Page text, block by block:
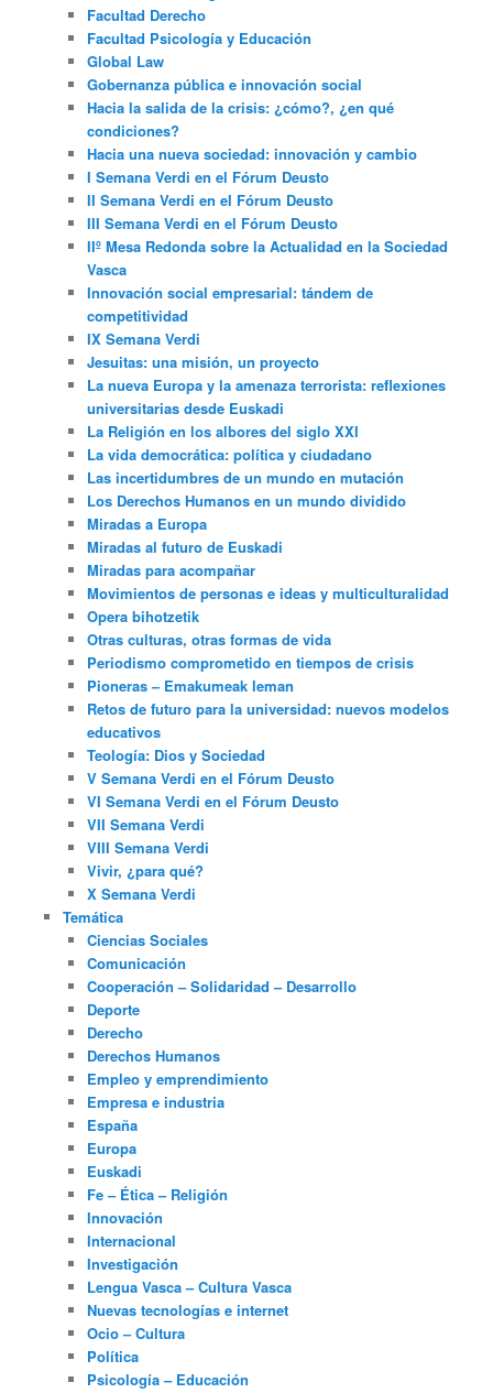
Facultad Derecho
Facultad Psicología y Educación
Global Law
Gobernanza pública e innovación social
Hacia la salida de la crisis: ¿cómo?, ¿en qué
condiciones?
Hacia una nueva sociedad: innovación y cambio
I Semana Verdi en el Fórum Deusto
II Semana Verdi en el Fórum Deusto
III Semana Verdi en el Fórum Deusto
IIº Mesa Redonda sobre la Actualidad en la Sociedad
Vasca
Innovación social empresarial: tándem de
competitividad
IX Semana Verdi
Jesuitas: una misión, un proyecto
La nueva Europa y la amenaza terrorista: reflexiones
universitarias desde Euskadi
La Religión en los albores del siglo XXI
La vida democrática: política y ciudadano
Las incertidumbres de un mundo en mutación
Los Derechos Humanos en un mundo dividido
Miradas a Europa
Miradas al futuro de Euskadi
Miradas para acompañar
Movimientos de personas e ideas y multiculturalidad
Opera bihotzetik
Otras culturas, otras formas de vida
Periodismo comprometido en tiempos de crisis
Pioneras – Emakumeak leman
Retos de futuro para la universidad: nuevos modelos
educativos
Teología: Dios y Sociedad
V Semana Verdi en el Fórum Deusto
VI Semana Verdi en el Fórum Deusto
VII Semana Verdi
VIII Semana Verdi
Vivir, ¿para qué?
X Semana Verdi
Temática
Ciencias Sociales
Comunicación
Cooperación – Solidaridad – Desarrollo
Deporte
Derecho
Derechos Humanos
Empleo y emprendimiento
Empresa e industria
España
Europa
Euskadi
Fe – Ética – Religión
Innovación
Internacional
Investigación
Lengua Vasca – Cultura Vasca
Nuevas tecnologías e internet
Ocio – Cultura
Política
Psicología – Educación